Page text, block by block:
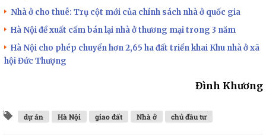
Nhà ở cho thuê: Trụ cột mới của chính sách nhà ở quốc gia
Hà Nội đề xuất cấm bán lại nhà ở thương mại trong 3 năm
Hà Nội cho phép chuyển hơn 2,65 ha đất triển khai Khu nhà ở xã
hội Đức Thượng
Đình Khương
dự án Hà Nội giao đất Nhà ở chủ đầu tư